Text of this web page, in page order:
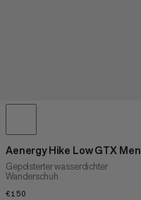
Aenergy Hike Low GTX Men
Gepolsterter wasserdichter
Wanderschuh
€150